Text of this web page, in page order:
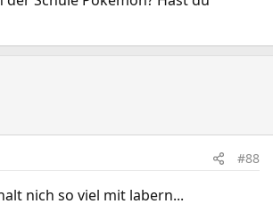
#88
nich so viel mit labern...